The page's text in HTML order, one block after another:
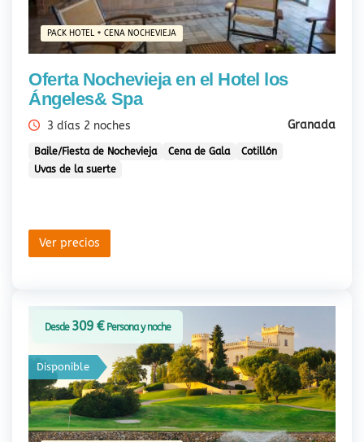
PACK HOTEL + CENA NOCHEVIEJA
Oferta Nochevieja en el Hotel los
Ángeles& Spa
3 días 2 noches Granada
Baile/Fiesta de Nochevieja Cena de Gala
Cotillón
Uvas de la suerte
Ver precios
Disponible
Desde 309 €Persona y noche